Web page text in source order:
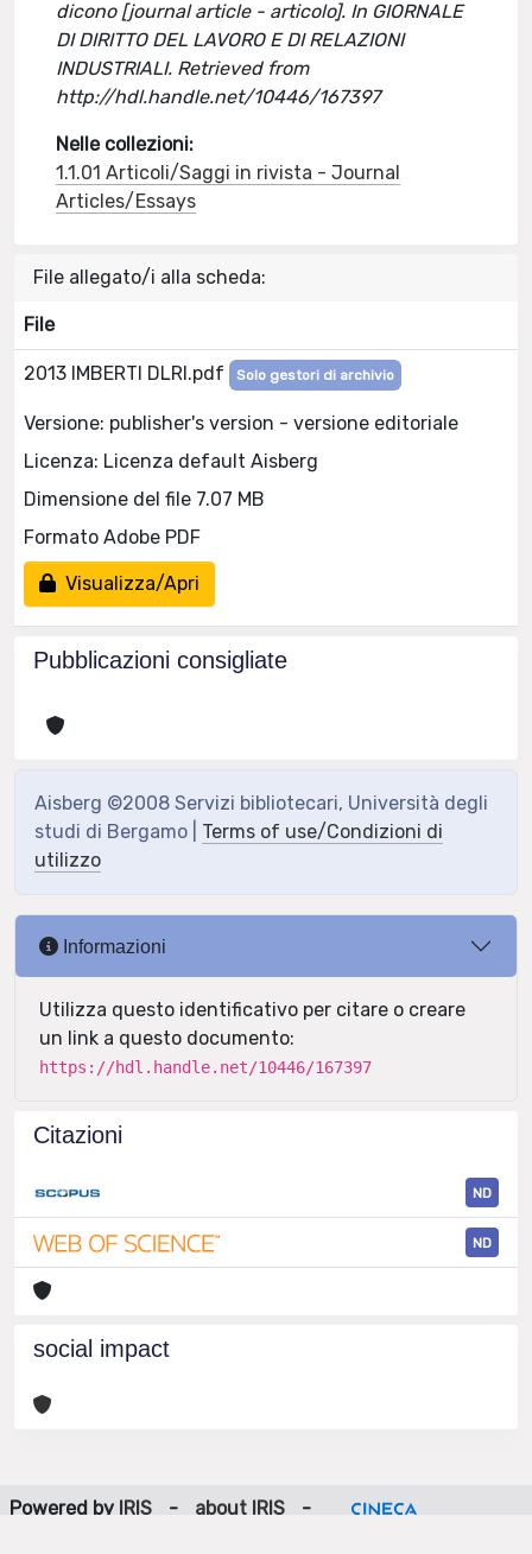
dicono [journal article - articolo]. In GIORNALE
DI DIRITTO DEL LAVORO E DI RELAZIONI
INDUSTRIALI. Retrieved from
http://hdl.handle.net/10446/167397
Nelle collezioni:
1.1.01 Articoli/Saggi in rivista - Journal
Articles/Essays
File allegato/i alla scheda:
File
2013 IMBERTI DLRI.pdf Solo gestori di archivio
Versione: publisher's version - versione editoriale
Licenza: Licenza default Aisberg
Dimensione del file 7.07 MB
Formato Adobe PDF
Visualizza/Apri
Pubblicazioni consigliate
Aisberg ©2008 Servizi bibliotecari, Università degli
studi di Bergamo | Terms of use/Condizioni di
utilizzo
Informazioni
Utilizza questo identificativo per citare o creare
un link a questo documento:
https://hdl.handle.net/10446/167397
Citazioni
ND
ND
social impact
Powered by IRIS - about IRIS
-